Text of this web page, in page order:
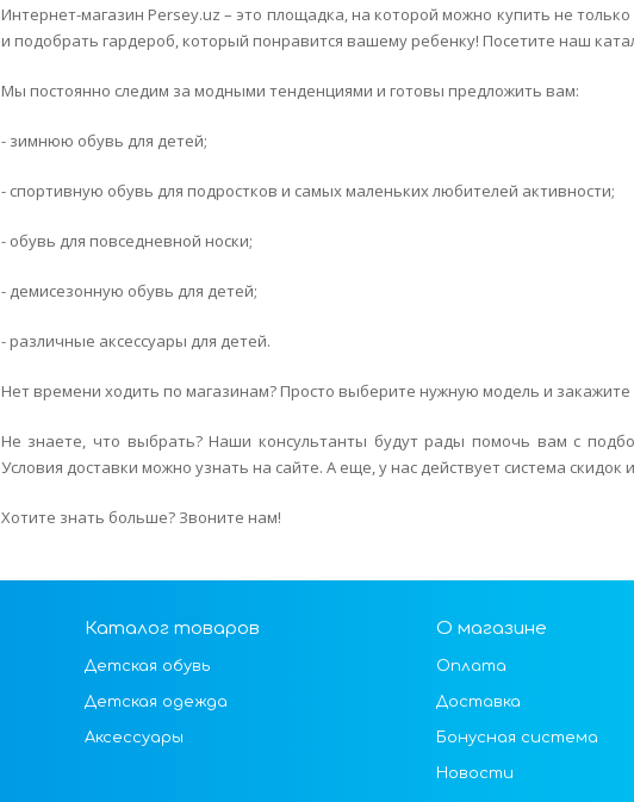
Интернет-магазин Persey.uz – это площадка, на которой можно купить не
и подобрать гардероб, который понравится вашему ребенку! Посетите наш
Мы постоянно следим за модными тенденциями и готовы предложить вам:
- зимнюю обувь для детей;
- спортивную обувь для подростков и самых маленьких любителей активности;
- обувь для повседневной носки;
- демисезонную обувь для детей;
- различные аксессуары для детей.
Нет времени ходить по магазинам? Просто выберите нужную модель и закажите
Не знаете, что выбрать? Наши консультанты будут рады помочь вам с
Условия доставки можно узнать на сайте. А еще, у нас действует система
Хотите знать больше? Звоните нам!
Каталог товаров
Детская обувь
Детская одежда
Аксессуары
О магазине
Оплата
Доставка
Бонусная система
Новости